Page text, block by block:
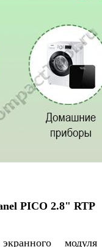
PICO 2.8" RTP
модуля